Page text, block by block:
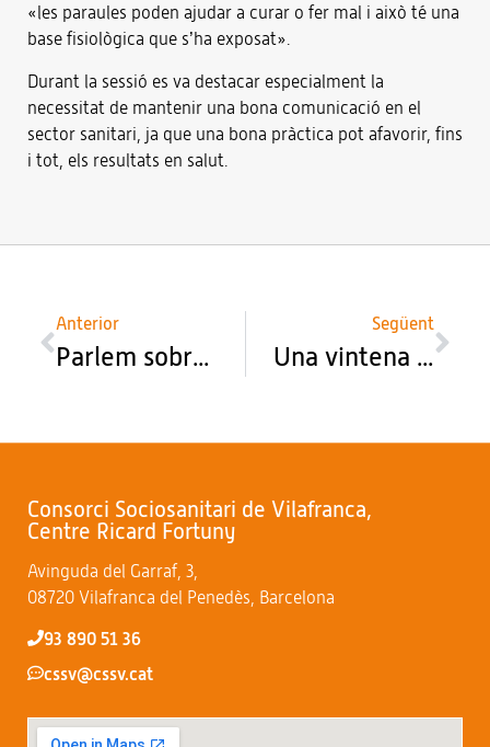
«les paraules poden ajudar a curar o fer mal i això té una
base fisiològica que s’ha exposat».
Durant la sessió es va destacar especialment la
necessitat de mantenir una bona comunicació en el
sector sanitari, ja que una bona pràctica pot afavorir, fins
i tot, els resultats en salut.
Anterior
Parlem sobre la teràpia compressiva a la darrera sessió de revisió bibliogràfica
Següent
Una vintena de persones participa al taller d’RCP
Consorci Sociosanitari de Vilafranca,
Centre Ricard Fortuny
Avinguda del Garraf, 3,
08720 Vilafranca del Penedès, Barcelona
93 890 51 36
cssv@cssv.cat